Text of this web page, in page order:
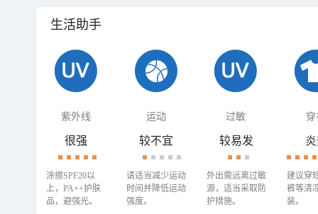
生活助手
紫外线 运动 过敏 穿
很强
涂擦SPF20以
上，PA++护肤
品，避强光。
较不宜
请适当减少运动
时间并降低运动
强度。
较易发
外出需远离过敏
源，适当采取防
护措施。
建议穿
裤等清
装。